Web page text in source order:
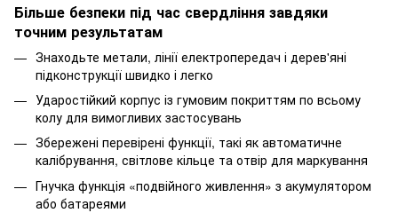
Більше безпеки під час свердління завдяки
точним результатам
Знаходьте метали, лінії електропередач і дерев'яні
підконструкції швидко і легко
Ударостійкий корпус із гумовим покриттям по всьому
колу для вимогливих застосувань
Збережені перевірені функції, такі як автоматичне
калібрування, світлове кільце та отвір для маркування
Гнучка функція «подвійного живлення» з акумулятором
або батареями